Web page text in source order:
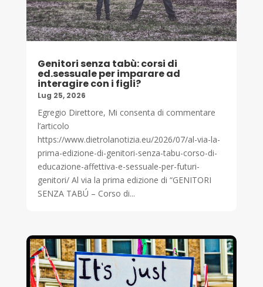
Genitori senza tabù: corsi di
ed.sessuale per imparare ad
interagire con i figli?
Lug 25, 2026
Egregio Direttore, Mi consenta di commentare
l’articolo
https://www.dietrolanotizia.eu/2026/07/al-via-la-
prima-edizione-di-genitori-senza-tabu-corso-di-
educazione-affettiva-e-sessuale-per-futuri-
genitori/ Al via la prima edizione di “GENITORI
SENZA TABÚ – Corso di...